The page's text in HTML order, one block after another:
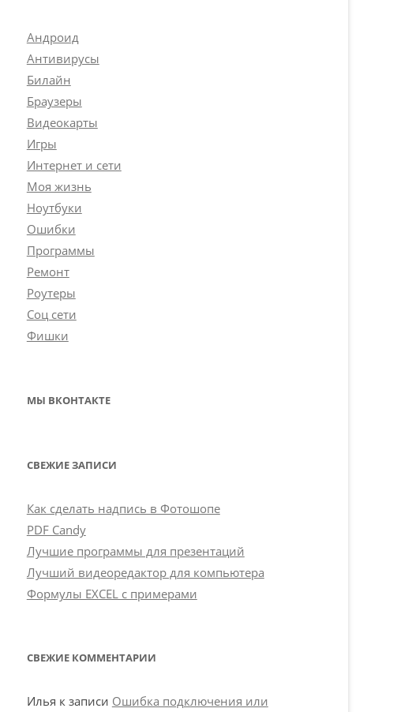
Андроид
Антивирусы
Билайн
Браузеры
Видеокарты
Игры
Интернет и сети
Моя жизнь
Ноутбуки
Ошибки
Программы
Ремонт
Роутеры
Соц сети
Фишки
МЫ ВКОНТАКТЕ
СВЕЖИЕ ЗАПИСИ
Как сделать надпись в Фотошопе
PDF Candy
Лучшие программы для презентаций
Лучший видеоредактор для компьютера
Формулы EXCEL с примерами
СВЕЖИЕ КОММЕНТАРИИ
Илья к записи Ошибка подключения или